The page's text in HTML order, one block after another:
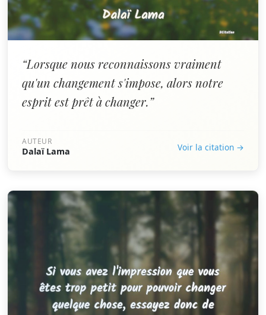
“Lorsque nous reconnaissons vraiment
qu'un changement s'impose, alors notre
esprit est prêt à changer.”
AUTEUR
Dalaï Lama Voir la citation →